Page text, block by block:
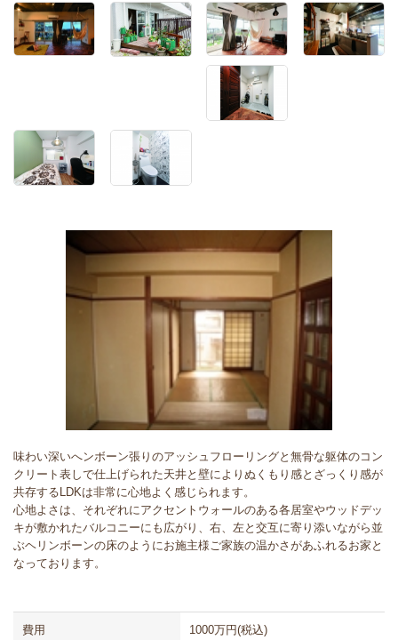
味わい深いへンボーン張りのアッシュフローリングと無骨な躯体のコン
クリート表しで仕上げられた天井と壁によりぬくもり感とざっくり感が
共存するLDKは非常に心地よく感じられます。
心地よさは、それぞれにアクセントウォールのある各居室やウッドデッ
キが敷かれたバルコニーにも広がり、右、左と交互に寄り添いながら並
ぶヘリンボーンの床のようにお施主様ご家族の温かさがあふれるお家と
なっております。
費用 1000万円(税込)